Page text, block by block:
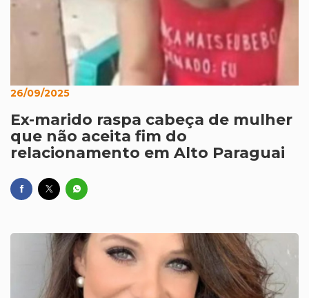
26/09/2025
Ex-marido raspa cabeça de mulher
que não aceita fim do
relacionamento em Alto Paraguai